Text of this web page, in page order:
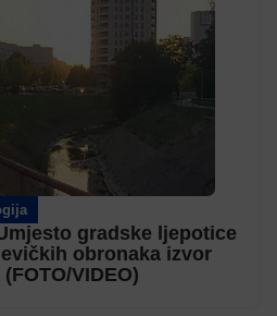
gradske ljepotice
obronaka izvor
VIDEO)